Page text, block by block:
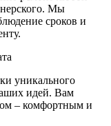
Мы
сроков и
уникального
идей. Вам
– комфортным и